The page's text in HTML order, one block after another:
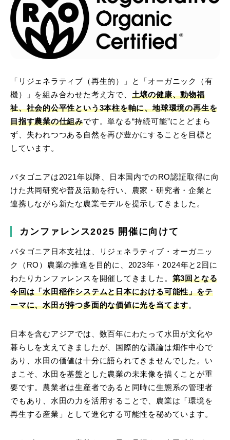
「リジェネラティブ（再生的）」と「オーガニック（有
機）」を組み合わせた考え方で、 土壌の健康、動物福
祉、社会的公平性という3本柱を軸に、地球環境の再生を
目指す農業の仕組みです。単なる“持続可能”にとどまら
ず、失われつつある自然を再び豊かにすることを目標と
しています。
パタゴニアは2021年以降、日本国内でのRO認証取得に向
けた共同研究や普及活動を行い、農家・研究者・企業と
連携しながら新たな農業モデルを提示してきました。
カンファレンス2025 開催に向けて
パタゴニア日本支社は、リジェネラティブ・オーガニッ
ク（RO）農業の推進を目的に、2023年・2024年と2回に
わたりカンファレンスを開催してきました。 第3回となる
今回は「水田稲作システムと日本における可能性」をテ
ーマに、水田が持つ多面的な価値に光を当てます。
日本を含むアジアでは、数百年にわたって水田が文化や
暮らしを支えてきましたが、国際的な議論は畑作中心で
あり、水田の価値は十分に語られてきませんでした。い
まこそ、水田を基盤とした農業の未来像を描くことが重
要です。農業者は生産者であると同時に生態系の管理者
でもあり、水田の力を活用することで、農業は「環境を
再生する産業」として進化する可能性を秘めています。